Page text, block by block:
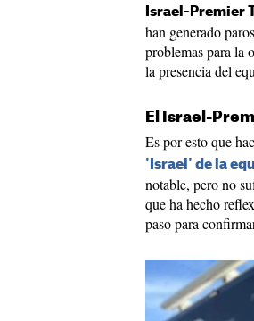
Israel-Premier
han generado
problemas para la
la presencia del
El Israel-
Es por esto que
'Israel' de la
notable, pero no
que ha hecho
paso para